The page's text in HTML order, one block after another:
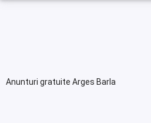
Anunturi gratuite Arges Barla